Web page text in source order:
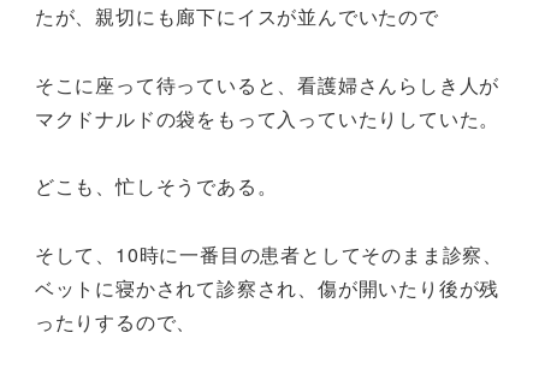
たが、親切にも廊下にイスが並んでいたので
そこに座って待っていると、看護婦さんらしき人が
マクドナルドの袋をもって入っていたりしていた。
どこも、忙しそうである。
そして、10時に一番目の患者としてそのまま診察、
ベットに寝かされて診察され、傷が開いたり後が残
ったりするので、